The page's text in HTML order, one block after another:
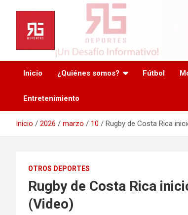
contenido
Inicio ¿Quiénes somos? Fútbol
Entretenimiento
Inicio 2026 marzo 10 Rugby de Costa Rica
OTROS DEPORTES
Rugby de Costa Rica
(Video)